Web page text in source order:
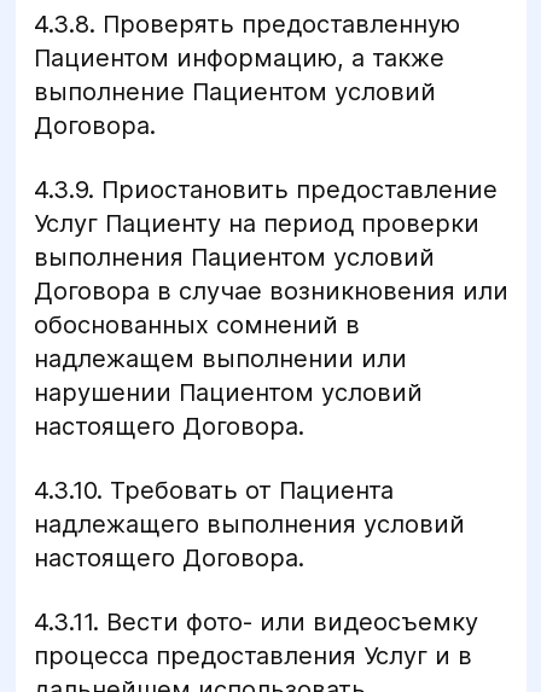
4.3.8. Проверять предоставленную
Пациентом информацию, а также
выполнение Пациентом условий
Договора.
4.3.9. Приостановить предоставление
Услуг Пациенту на период проверки
выполнения Пациентом условий
Договора в случае возникновения или
обоснованных сомнений в
надлежащем выполнении или
нарушении Пациентом условий
настоящего Договора.
4.3.10. Требовать от Пациента
надлежащего выполнения условий
настоящего Договора.
4.3.11. Вести фото- или видеосъемку
процесса предоставления Услуг и в